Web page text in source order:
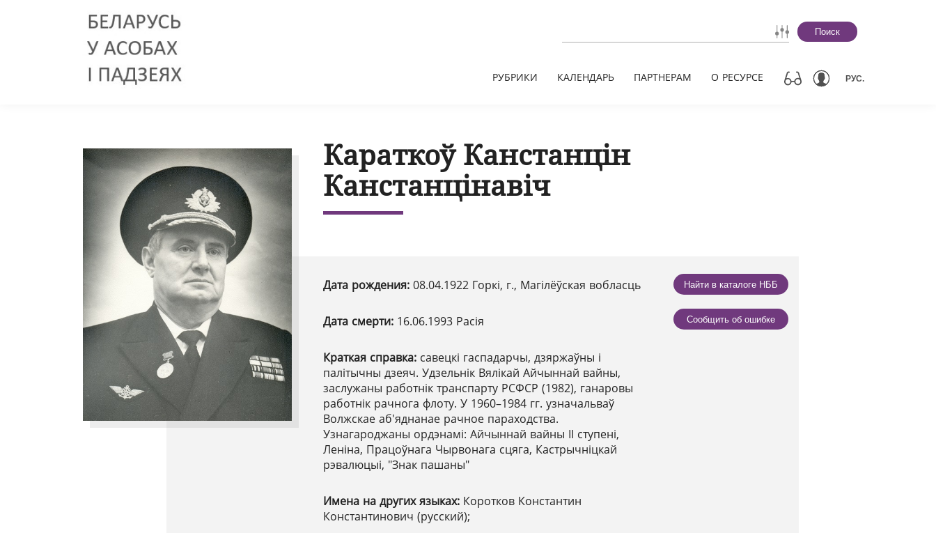
Поиск
РУБРИКИ КАЛЕНДАРЬ ПАРТНЕРАМ О РЕСУРСЕ РУС.
Караткоў Канстанцін
Канстанцінавіч
Дата рождения: 08.04.1922 Горкі, г., Магілёўская вобласць
Дата смерти: 16.06.1993 Расія
Краткая справка: савецкі гаспадарчы, дзяржаўны і
палітычны дзеяч. Удзельнік Вялікай Айчыннай вайны,
заслужаны работнік транспарту РСФСР (1982), ганаровы
работнік рачнога флоту. У 1960–1984 гг. узначальваў
Волжскае аб'яднанае рачное параходства.
Узнагароджаны ордэнамі: Айчыннай вайны ІІ ступені,
Леніна, Працоўнага Чырвонага сцяга, Кастрычніцкай
рэвалюцыі, "Знак пашаны"
Имена на других языках: Коротков Константин
Константинович (русский);
Найти в каталоге НББ
Сообщить об ошибке